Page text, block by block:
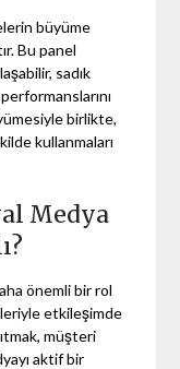
büyüme
Bu panel
sadık
birlikte,
kullanmaları
Medya
önemli bir rol
etkileşimde
müşteri
aktif bir